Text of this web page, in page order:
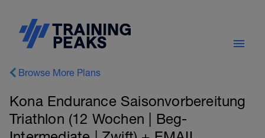
Browse More Plans
Kona Endurance Saisonvorbereitung
Triathlon (12 Wochen | Beg-